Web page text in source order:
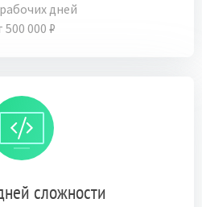
дней
500 000 ₽
сложности